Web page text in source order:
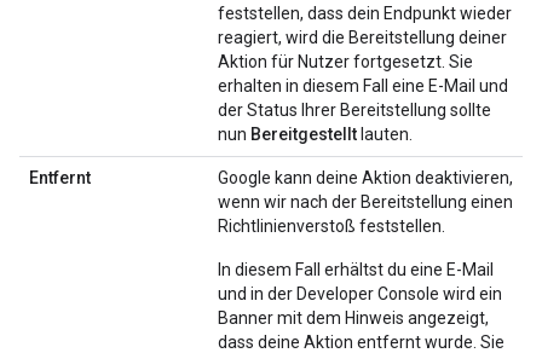
feststellen, dass dein Endpunkt wieder
reagiert, wird die Bereitstellung deiner
Aktion für Nutzer fortgesetzt. Sie
erhalten in diesem Fall eine E-Mail und
der Status Ihrer Bereitstellung sollte
nun Bereitgestellt lauten.
Entfernt
Google kann deine Aktion deaktivieren,
wenn wir nach der Bereitstellung einen
Richtlinienverstoß feststellen.
In diesem Fall erhältst du eine E-Mail
und in der Developer Console wird ein
Banner mit dem Hinweis angezeigt,
dass deine Aktion entfernt wurde. Sie